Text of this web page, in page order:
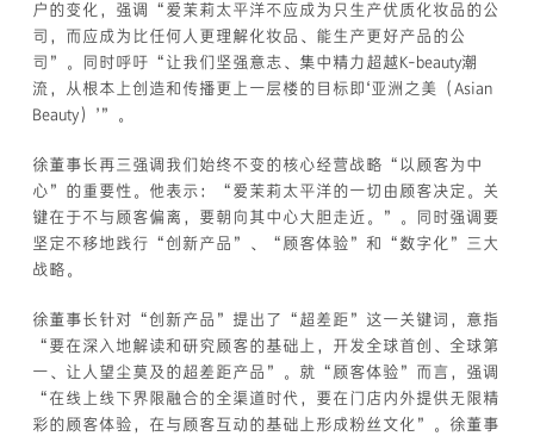
户的变化，强调“爱茉莉太平洋不应成为只生产优质化妆品的公
司，而应成为比任何人更理解化妆品、能生产更好产品的公
司”。同时呼吁“让我们坚强意志、集中精力超越K-beauty潮
流，从根本上创造和传播更上一层楼的目标即‘亚洲之美（Asian
Beauty）’”。
徐董事长再三强调我们始终不变的核心经营战略“以顾客为中
心”的重要性。他表示：“爱茉莉太平洋的一切由顾客决定。关
键在于不与顾客偏离，要朝向其中心大胆走近。”。同时强调要
坚定不移地践行“创新产品”、“顾客体验”和“数字化”三大
战略。
徐董事长针对“创新产品”提出了“超差距”这一关键词，意指
“要在深入地解读和研究顾客的基础上，开发全球首创、全球第
一、让人望尘莫及的超差距产品”。就“顾客体验”而言，强调
“在线上线下界限融合的全渠道时代，要在门店内外提供无限精
彩的顾客体验，在与顾客互动的基础上形成粉丝文化”。徐董事